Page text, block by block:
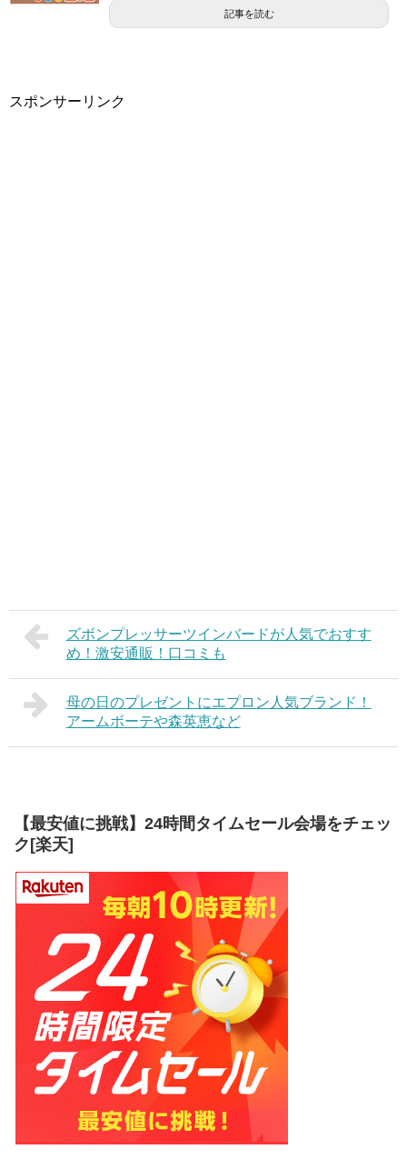
記事を読む
スポンサーリンク
ズボンプレッサーツインバードが人気でおすす
め！激安通販！口コミも
母の日のプレゼントにエプロン人気ブランド！
アームボーテや森英恵など
【最安値に挑戦】24時間タイムセール会場をチェッ
ク[楽天]